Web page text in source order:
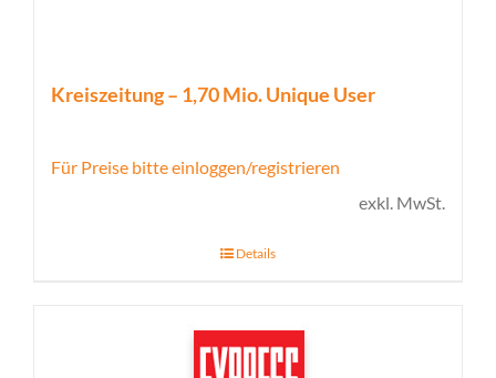
Kreiszeitung – 1,70 Mio. Unique User
Für Preise bitte einloggen/registrieren
exkl. MwSt.
Details